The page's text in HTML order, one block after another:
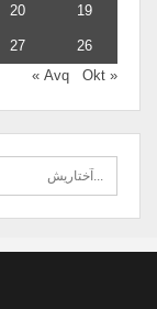
19
20
26
27
« Avq
Okt »